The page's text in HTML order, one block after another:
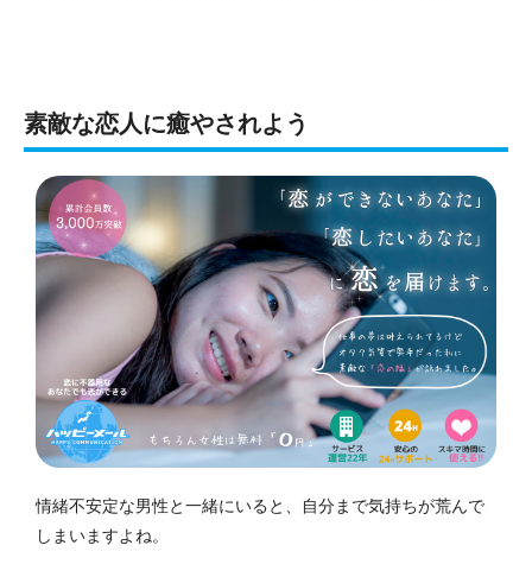
素敵な恋人に癒やされよう
情緒不安定な男性と一緒にいると、自分まで気持ちが荒んで
しまいますよね。